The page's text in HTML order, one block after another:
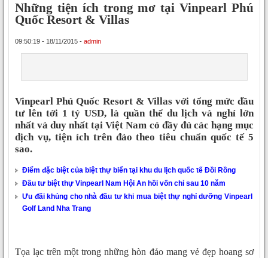
Những tiện ích trong mơ tại Vinpearl Phú
Quốc Resort & Villas
09:50:19 - 18/11/2015 - admin
Vinpearl Phú Quốc Resort & Villas với tổng mức đầu
tư lên tới 1 tỷ USD, là quần thể du lịch và nghỉ lớn
nhất và duy nhất tại Việt Nam có đầy đủ các hạng mục
dịch vụ, tiện ích trên đảo theo tiêu chuẩn quốc tế 5
sao.
Điểm đặc biệt của biệt thự biển tại khu du lịch quốc tế Đồi Rồng
Đầu tư biệt thự Vinpearl Nam Hội An hồi vốn chỉ sau 10 năm
Ưu đãi khủng cho nhà đầu tư khi mua biệt thự nghỉ dưỡng Vinpearl
Golf Land Nha Trang
Tọa lạc trên một trong những hòn đảo mang vẻ đẹp hoang sơ